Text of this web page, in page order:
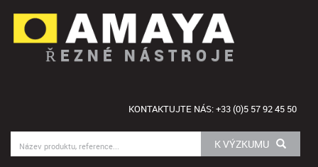
ŘEZNÉ NÁSTROJE
KONTAKTUJTE NÁS: +33 (0)5 57 92 45 50
K VÝZKUMU